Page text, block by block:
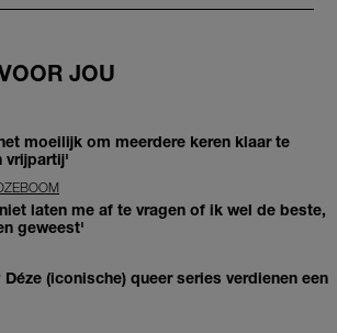
JOU
moeilijk om meerdere keren klaar te
vrijpartij'
laten me af te vragen of ik wel de beste,
geweest'
(iconische) queer series verdienen een